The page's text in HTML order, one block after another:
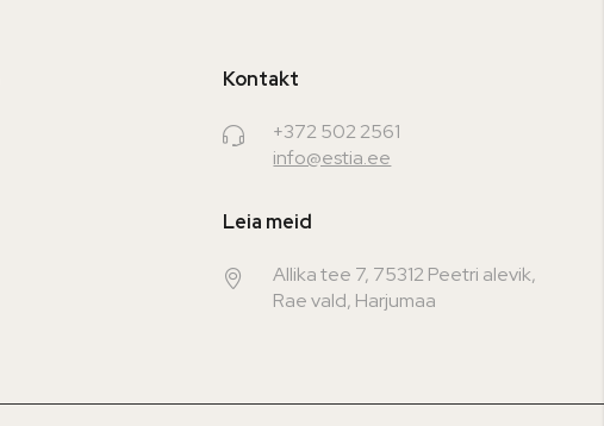
Kontakt
+372 502 2561
info@estia.ee
Leia meid
Allika tee 7, 75312 Peetri alevik,
Rae vald, Harjumaa